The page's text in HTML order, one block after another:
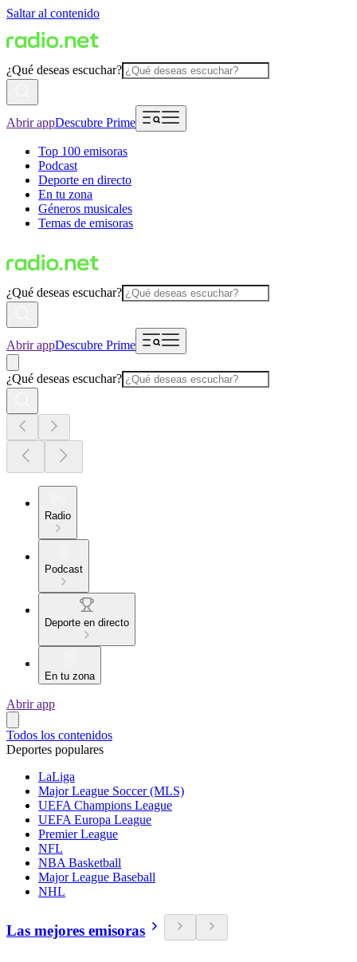
Saltar al contenido
¿Qué deseas escuchar?
Abrir appDescubre Prime
Top 100 emisoras
Podcast
Deporte en directo
En tu zona
Géneros musicales
Temas de emisoras
¿Qué deseas escuchar?
Abrir appDescubre Prime
¿Qué deseas escuchar?
Radio
Podcast
Deporte en directo
En tu zona
Abrir app
Todos los contenidos
Deportes populares
LaLiga
Major League Soccer (MLS)
UEFA Champions League
UEFA Europa League
Premier League
NFL
NBA Basketball
Major League Baseball
NHL
Las mejores emisoras